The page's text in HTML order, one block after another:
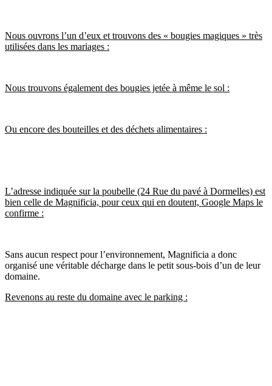
Nous ouvrons l’un d’eux et trouvons des « bougies magiques » très
utilisées dans les mariages :
Nous trouvons également des bougies jetée à même le sol :
Ou encore des bouteilles et des déchets alimentaires :
L’adresse indiquée sur la poubelle (24 Rue du pavé à Dormelles) est
bien celle de Magnificia, pour ceux qui en doutent, Google Maps le
confirme :
Sans aucun respect pour l’environnement, Magnificia a donc
organisé une véritable décharge dans le petit sous-bois d’un de leur
domaine.
Revenons au reste du domaine avec le parking :